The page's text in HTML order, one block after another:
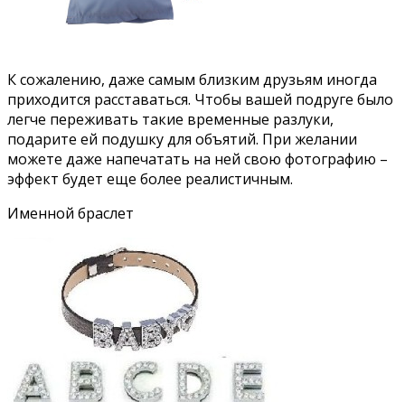
К сожалению, даже самым близким друзьям иногда
приходится расставаться. Чтобы вашей подруге было
легче переживать такие временные разлуки,
подарите ей подушку для объятий. При желании
можете даже напечатать на ней свою фотографию –
эффект будет еще более реалистичным.
Именной браслет